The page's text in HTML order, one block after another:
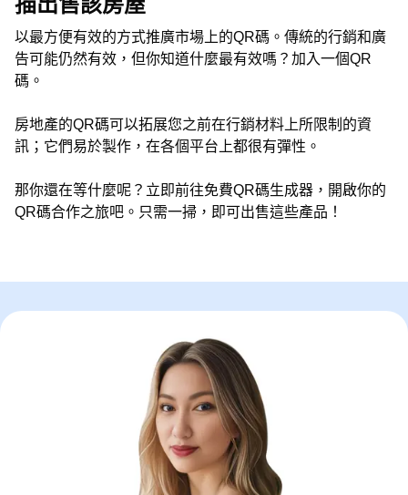
以最方便有效的方式推廣市場上的QR碼。傳統的行銷和廣
告可能仍然有效，但你知道什麼最有效嗎？加入一個QR
碼。
房地產的QR碼可以拓展您之前在行銷材料上所限制的資
訊；它們易於製作，在各個平台上都很有彈性。
那你還在等什麼呢？立即前往免費QR碼生成器，開啟你的
QR碼合作之旅吧。只需一掃，即可出售這些產品！